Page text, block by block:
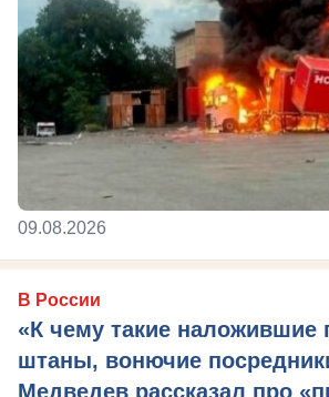
09.08.2026
В России
«К чему такие наложившие
штаны, вонючие
Медведев рассказал про